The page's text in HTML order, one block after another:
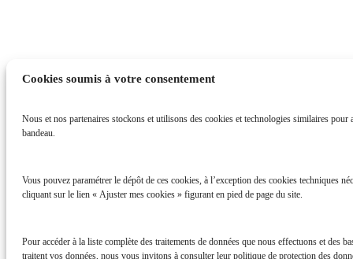
Cookies soumis à votre consentement
Nous et nos partenaires stockons et utilisons des cookies et technologies similaires
bandeau.
Vous pouvez paramétrer le dépôt de ces cookies, à l’exception des cookies techniques
cliquant sur le lien « Ajuster mes cookies » figurant en pied de page du site.
Pour accéder à la liste complète des traitements de données que nous effectuons et
traitent vos données, nous vous invitons à consulter leur politique de protection des